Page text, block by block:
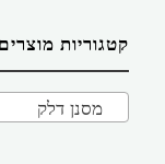
קטגוריות מוצרים
מסנן דלק